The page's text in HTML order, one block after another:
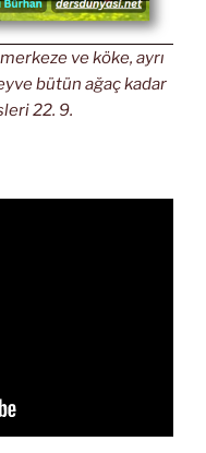
ve köke, ayrı
bütün ağaç kadar
22. 9.